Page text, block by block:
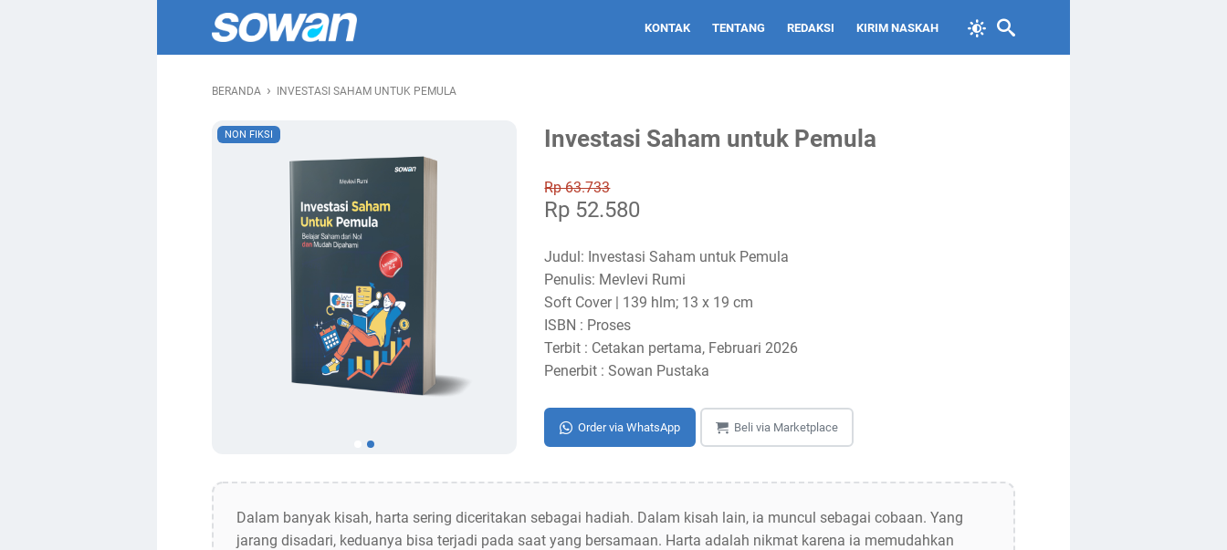
KONTAK TENTANG REDAKSI KIRIM NASKAH
BERANDA › INVESTASI SAHAM UNTUK PEMULA
Investasi Saham untuk Pemula
NON FIKSI
Rp 63.733
Rp 52.580
Judul: Investasi Saham untuk Pemula
Penulis: Mevlevi Rumi
Soft Cover | 139 hlm; 13 x 19 cm
ISBN : Proses
Terbit : Cetakan pertama, Februari 2026
Penerbit : Sowan Pustaka
Order via WhatsApp Beli via Marketplace
Dalam banyak kisah, harta sering diceritakan sebagai hadiah. Dalam kisah lain, ia muncul sebagai cobaan. Yang
jarang disadari, keduanya bisa terjadi pada saat yang bersamaan. Harta adalah nikmat karena ia memudahkan